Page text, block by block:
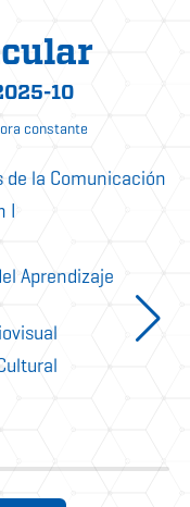
10
constante
de la Comunicación
I
Aprendizaje